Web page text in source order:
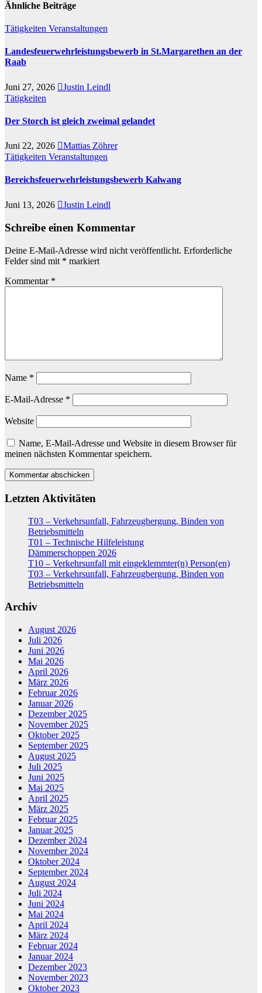
Ähnliche Beiträge
Tätigkeiten Veranstaltungen
Landesfeuerwehrleistungsbewerb in St.Margarethen an der
Raab
Juni 27, 2026
Justin Leindl
Tätigkeiten
Der Storch ist gleich zweimal gelandet
Juni 22, 2026
Mattias Zöhrer
Tätigkeiten Veranstaltungen
Bereichsfeuerwehrleistungsbewerb Kalwang
Juni 13, 2026 Justin Leindl
Schreibe einen Kommentar
Deine E-Mail-Adresse wird nicht veröffentlicht. Erforderliche
Felder sind mit * markiert
Kommentar *
Name *
E-Mail-Adresse *
Website
Name, E-Mail-Adresse und Website in diesem Browser für
meinen nächsten Kommentar speichern.
Letzten Aktivitäten
T03 – Verkehrsunfall, Fahrzeugbergung, Binden von
Betriebsmitteln
T01 – Technische Hilfeleistung
Dämmerschoppen 2026
T10 – Verkehrsunfall mit eingeklemmter(n) Person(en)
T03 – Verkehrsunfall, Fahrzeugbergung, Binden von
Betriebsmitteln
Archiv
August 2026
Juli 2026
Juni 2026
Mai 2026
April 2026
März 2026
Februar 2026
Januar 2026
Dezember 2025
November 2025
Oktober 2025
September 2025
August 2025
Juli 2025
Juni 2025
Mai 2025
April 2025
März 2025
Februar 2025
Januar 2025
Dezember 2024
November 2024
Oktober 2024
September 2024
August 2024
Juli 2024
Juni 2024
Mai 2024
April 2024
März 2024
Februar 2024
Januar 2024
Dezember 2023
November 2023
Oktober 2023